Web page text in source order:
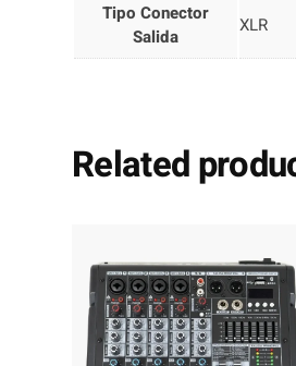
Tipo Conector
Salida
XLR
Related